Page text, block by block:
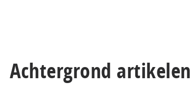
Achtergrond artikelen